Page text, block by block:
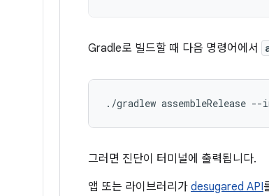
Gradle로 빌드할 때 다음 명령어에서
그러면 진단이 터미널에 출력됩니다.
앱 또는 라이브러리가 desugared API